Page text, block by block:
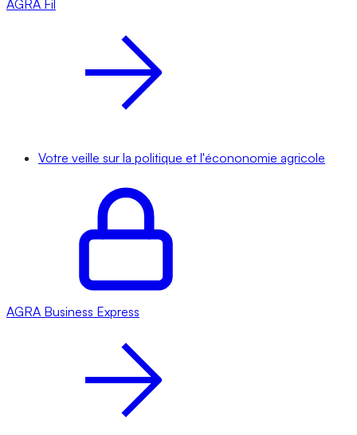
AGRA Fil
Votre veille sur la politique et l'écononomie agricole
AGRA Business Express